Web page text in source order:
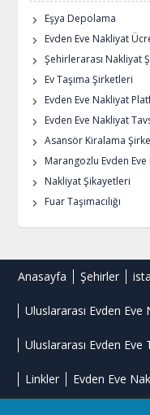
Eşya Depolama
Evden Eve Nakliyat
Şehirlerarası Nakliyat
Ev Taşıma Şirketleri
Evden Eve Nakliyat
Evden Eve Nakliyat
Asansör Kiralama
Marangozlu Evden
Nakliyat Şikayetleri
Fuar Taşımacılığı
Anasayfa Şehirler
Uluslararası Evden Eve
Uluslararası Evden Eve
Linkler Evden Eve